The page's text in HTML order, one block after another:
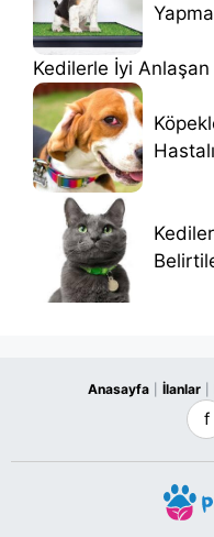
Kedilerle İyi Anlaşan
Anasayfa İlanlar
f